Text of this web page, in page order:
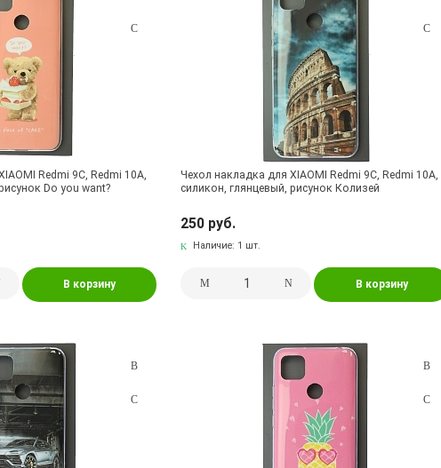
Redmi 9C, Redmi 10A,
Do you want?
В корзину
Чехол накладка для XIAOMI Redmi 9C, Redmi 10A,
силикон, глянцевый, рисунок Колизей
250 руб.
Наличие: 1 шт.
В корзину